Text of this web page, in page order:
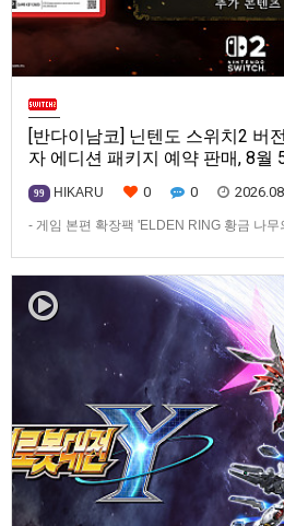
[반다이남코] 닌텐도 스위치2 버
자 에디션 패키지 예약 판매, 8월
99 HIKARU 0 0
- 게임 본편 확장팩 'ELDEN RING 황금 나
문 판매를 8월 5일(수)부터 시작한다고 발
에디션’에는 ‘ELDEN R…